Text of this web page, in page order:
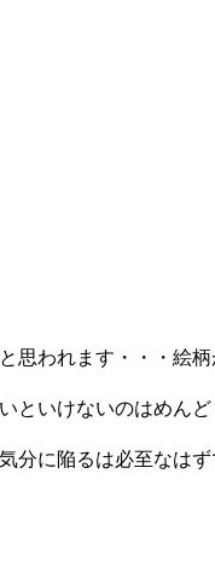
思われます・・・絵
といけないのはめん
分に陥るは必至なはず